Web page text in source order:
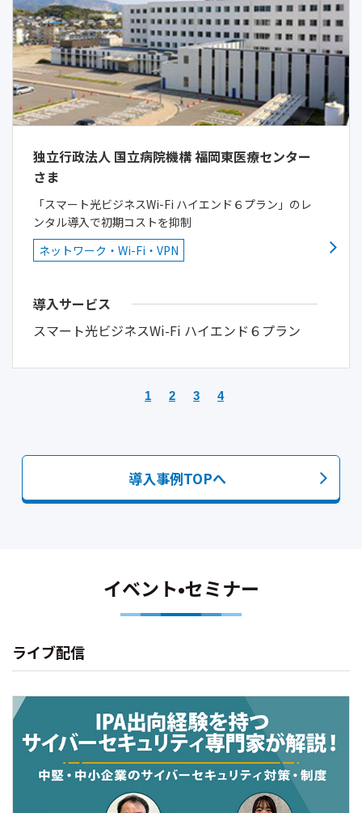
独立行政法人 国立病院機構 福岡東医療センター
さま
「スマート光ビジネスWi-Fi ハイエンド６プラン」のレ
ンタル導入で初期コストを抑制
ネットワーク・Wi-Fi・VPN
導入サービス
スマート光ビジネスWi-Fi ハイエンド６プラン
1 2 3 4
導入事例TOPへ
イベント•セミナー
ライブ配信